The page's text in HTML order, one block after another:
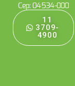
Cep: 04534-000
11
3709-
4900